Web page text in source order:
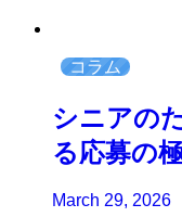
コラム
シニアの
る応募の
March 29, 2026